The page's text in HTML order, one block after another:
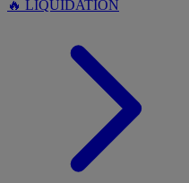
🔥 LIQUIDATION